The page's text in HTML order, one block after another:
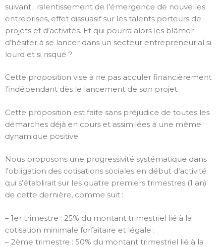
suivant : ralentissement de l’émergence de nouvelles
entreprises, effet dissuasif sur les talents porteurs de
projets et d’activités. Et qui pourra alors les blâmer
d’hésiter à se lancer dans un secteur entrepreneurial si
lourd et si risqué ?
Cette proposition vise à ne pas acculer financièrement
l’indépendant dès le lancement de son projet.
Cette proposition est faite sans préjudice de toutes les
démarches déjà en cours et assimilées à une même
dynamique positive.
Nous proposons une progressivité systématique dans
l’obligation des cotisations sociales en début d’activité
qui s’établirait sur les quatre premiers trimestres (1 an)
de cette dernière, comme suit :
– 1er trimestre : 25% du montant trimestriel lié à la
cotisation minimale forfaitaire et légale ;
– 2ème trimestre : 50% du montant trimestriel lié à la